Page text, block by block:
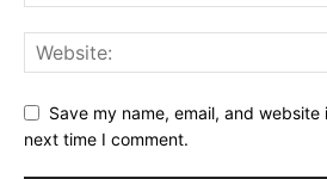
Save my name, email, and
next time I comment.